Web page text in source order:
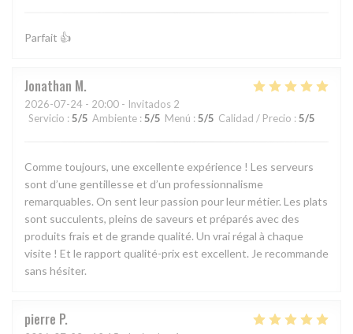
Parfait 👍
Jonathan M
2026-07-24 - 20:00 - Invitados 2
Servicio : 5/5 Ambiente : 5/5 Menú : 5/5 Calidad / Precio : 5/5
Comme toujours, une excellente expérience ! Les serveurs
sont d’une gentillesse et d’un professionnalisme
remarquables. On sent leur passion pour leur métier. Les plats
sont succulents, pleins de saveurs et préparés avec des
produits frais et de grande qualité. Un vrai régal à chaque
visite ! Et le rapport qualité-prix est excellent. Je recommande
sans hésiter.
pierre P